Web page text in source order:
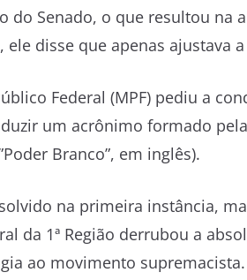
do Senado, o que resultou na
ele disse que apenas ajustava
Federal (MPF) pediu a
um acrônimo formado
Branco”, em inglês).
na primeira instância,
da 1ª Região derrubou a
ao movimento supremacista.